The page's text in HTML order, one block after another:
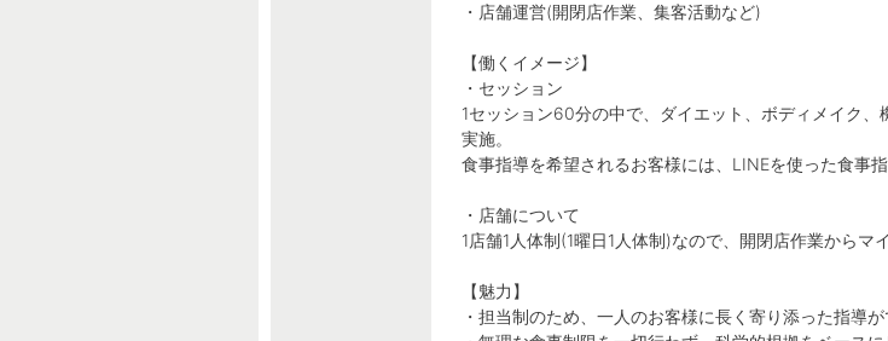
・店舗運営(開閉店作業、集客活動など)
【働くイメージ】
・セッション
1セッション60分の中で、ダイエット、ボディメイク
実施。
食事指導を希望されるお客様には、LINEを使った食事指
・店舗について
1店舗1人体制(1曜日1人体制)なので、開閉店作業からマ
【魅力】
・担当制のため、一人のお客様に長く寄り添った指導が